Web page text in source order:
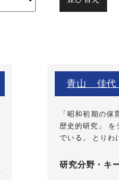
青山 佳代
「昭和初期の
歴史的研究」 を
でいる。 とりわ
研究分野・ キ